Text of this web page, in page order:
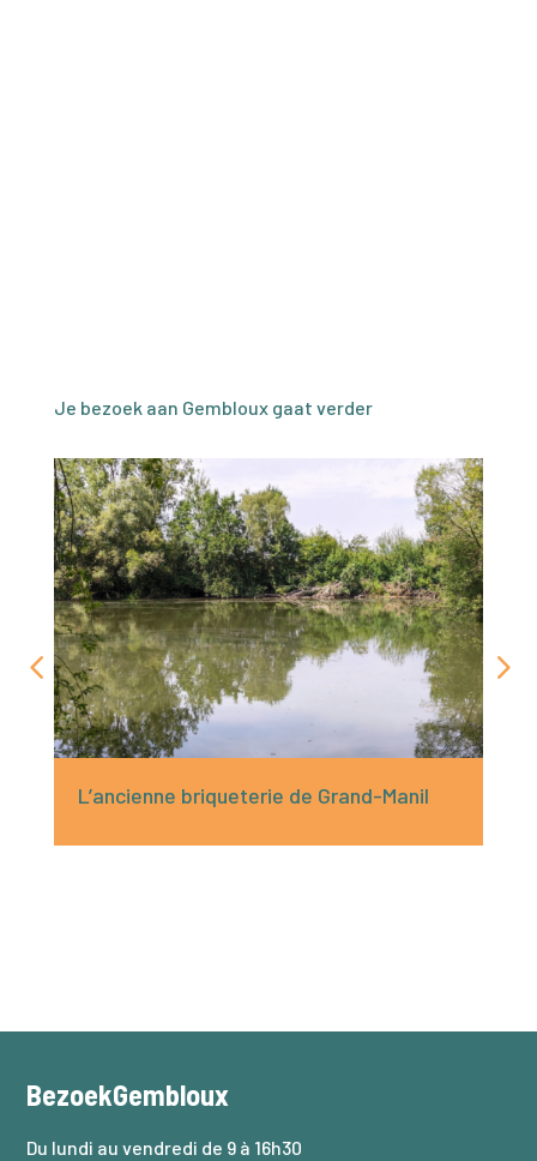
Je bezoek aan Gembloux gaat verder
L’ancienne briqueterie de Grand-Manil
BezoekGembloux
Du lundi au vendredi de 9 à 16h30